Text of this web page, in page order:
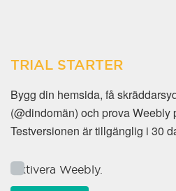
TRIAL STARTER
Bygg din hemsida, få
(@dindomän) och prova Weebly
Testversionen är tillgänglig i 30
Aktivera Weebly.